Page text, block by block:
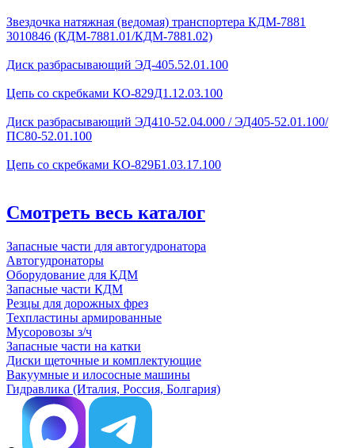
Звездочка натяжная (ведомая) транспортера КДМ-7881
3010846 (КДМ-7881.01/КДМ-7881.02)
Диск разбрасывающий ЭД-405.52.01.100
Цепь со скребками КО-829Д1.12.03.100
Диск разбрасывающий ЭД410-52.04.000 / ЭД405-52.01.100/
ПС80-52.01.100
Цепь со скребками КО-829Б1.03.17.100
Смотреть весь каталог
Запасные части для автогудронатора
Автогудронаторы
Оборудование для КДМ
Запасные части КДМ
Резцы для дорожных фрез
Техпластины армированные
Мусоровозы з/ч
Запасные части на катки
Диски щеточные и комплектующие
Вакуумные и илососные машины
Гидравлика (Италия, Россия, Болгария)